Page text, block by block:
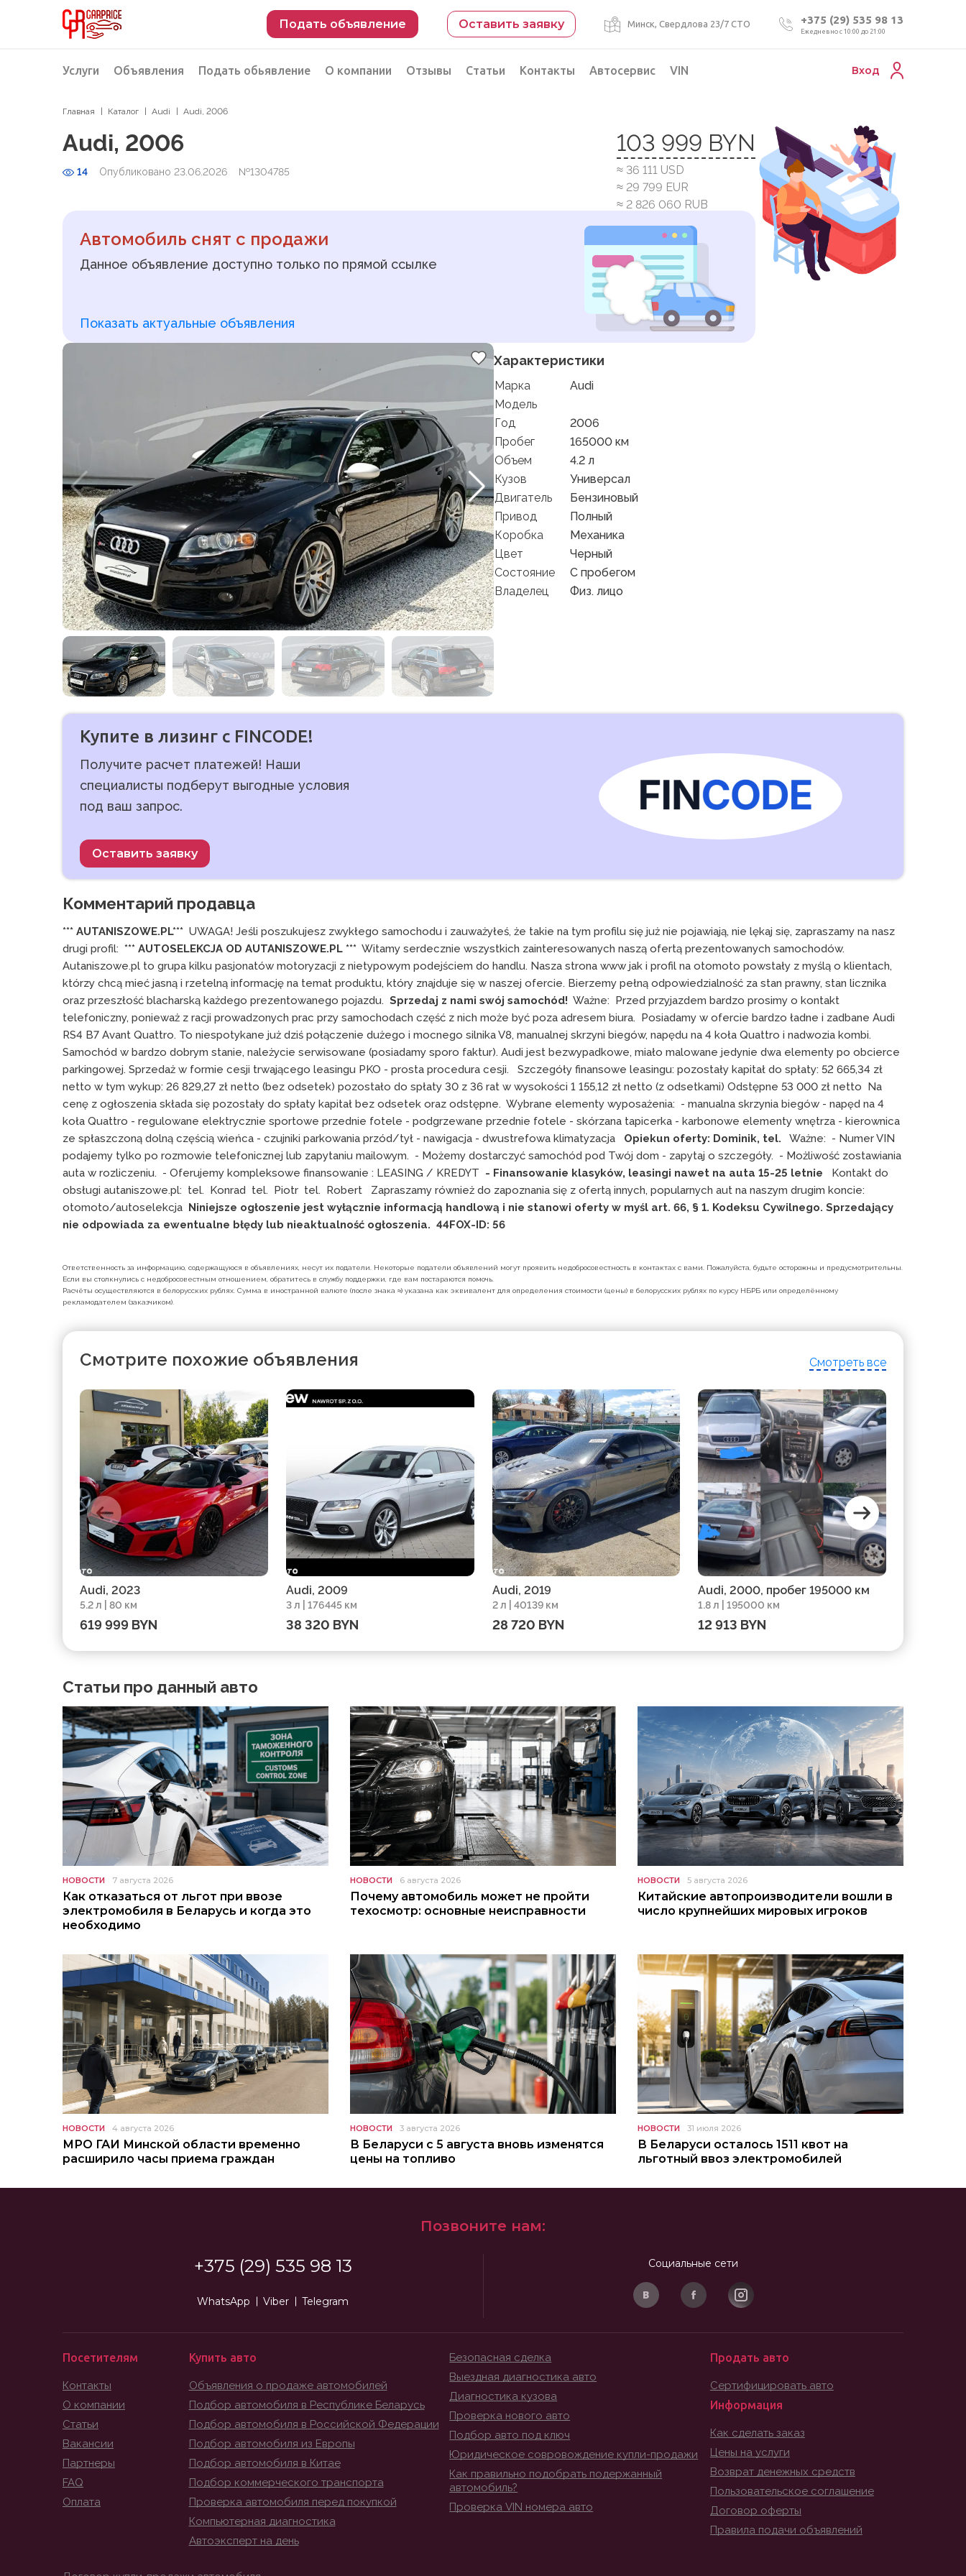
Подать объявление Оставить заявку Минск, Свердлова 23/7 СТО +375 (29) 535 98 13
Ежедневно с 10:00 до 21:00
Услуги
Подбор автомобиля
Подбор автомобиля из Российской Федерации
Подбор автомобиля из Европы
Проверка VIN номера авто
Пригон авто из Беларуси
Подбор мотоцикла
Объявления Подать обьявление
Разместить объявление о продаже
О компании Отзывы Статьи Контакты Автосервис VIN Вход
Главная Каталог Audi Audi, 2006
Audi, 2006
14 Опубликовано 23.06.2026 №1304785
103 999 BYN
≈ 36 111 USD
≈ 29 799 EUR
≈ 2 826 060 RUB
Автомобиль снят с продажи
Данное объявление доступно только по прямой ссылке
Показать актуальные объявления
Характеристики
Марка
Audi
Модель
Год
2006
Пробег
165000 км
Объем
4.2 л
Кузов
Универсал
Двигатель
Бензиновый
Привод
Полный
Коробка
Механика
Цвет
Черный
Состояние
C пробегом
Владелец
Физ. лицо
Купите в лизинг с FINCODE!
Получите расчет платежей! Наши
специалисты подберут выгодные условия
под ваш запрос.
Оставить заявку
Комментарий продавца
*** AUTANISZOWE.PL***
  UWAGA! Jeśli poszukujesz zwykłego samochodu i zauważyłeś, że takie na tym profilu się już nie pojawiają, nie lękaj się, zapraszamy na nasz
drugi profil: *** AUTOSELEKCJA OD AUTANISZOWE.PL ***
  Witamy serdecznie wszystkich zainteresowanych naszą ofertą prezentowanych samochodów.
Autaniszowe.pl to grupa kilku pasjonatów motoryzacji z nietypowym podejściem do handlu. Nasza strona www jak i profil na otomoto powstały z myślą o klientach,
którzy chcą mieć jasną i rzetelną informację na temat produktu, który znajduje się w naszej ofercie. Bierzemy pełną odpowiedzialność za stan prawny, stan licznika
oraz przeszłość blacharską każdego prezentowanego pojazdu. Sprzedaj z nami swój samochód!
  Ważne:  Przed przyjazdem bardzo prosimy o kontakt
telefoniczny, ponieważ z racji prowadzonych prac przy samochodach część z nich może być poza adresem biura.  Posiadamy w ofercie bardzo ładne i zadbane Audi
RS4 B7 Avant Quattro. To niespotykane już dziś połączenie dużego i mocnego silnika V8, manualnej skrzyni biegów, napędu na 4 koła Quattro i nadwozia kombi.
Samochód w bardzo dobrym stanie, należycie serwisowane (posiadamy sporo faktur). Audi jest bezwypadkowe, miało malowane jedynie dwa elementy po obcierce
parkingowej. Sprzedaż w formie cesji trwającego leasingu PKO - prosta procedura cesji.   Szczegóły finansowe leasingu: pozostały kapitał do spłaty: 52 665,34 zł
netto w tym wykup: 26 829,27 zł netto (bez odsetek) pozostało do spłaty 30 z 36 rat w wysokości 1 155,12 zł netto (z odsetkami) Odstępne 53 000 zł netto  Na
cenę z ogłoszenia składa się pozostały do spłaty kapitał bez odsetek oraz odstępne.  Wybrane elementy wyposażenia:  - manualna skrzynia biegów - napęd na 4
koła Quattro - regulowane elektrycznie sportowe przednie fotele - podgrzewane przednie fotele - skórzana tapicerka - karbonowe elementy wnętrza - kierownica
ze spłaszczoną dolną częścią wieńca - czujniki parkowania przód/tył - nawigacja - dwustrefowa klimatyzacja Opiekun oferty: Dominik, tel.
  Ważne:  - Numer VIN
podajemy tylko po rozmowie telefonicznej lub zapytaniu mailowym.  - Możemy dostarczyć samochód pod Twój dom - zapytaj o szczegóły.  - Możliwość zostawiania
auta w rozliczeniu.  - Oferujemy kompleksowe finansowanie : LEASING / KREDYT - Finansowanie klasyków, leasingi nawet na auta 15-25 letnie
   Kontakt do
obsługi autaniszowe.pl:  tel.  Konrad  tel.  Piotr  tel.  Robert   Zapraszamy również do zapoznania się z ofertą innych, popularnych aut na naszym drugim koncie:
otomoto/autoselekcja Niniejsze ogłoszenie jest wyłącznie informacją handlową i nie stanowi oferty w myśl art. 66, § 1. Kodeksu Cywilnego. Sprzedający
nie odpowiada za ewentualne błędy lub nieaktualność ogłoszenia.
  44FOX-ID: 56
Ответственность за информацию, содержащуюся в объявлениях, несут их податели. Некоторые податели объявлений могут проявить недобросовестность в контактах с вами. Пожалуйста, будьте осторожны и предусмотрительны.
Если вы столкнулись с недобросовестным отношением, обратитесь в службу поддержки, где вам постараются помочь.
Расчёты осуществляются в белорусских рублях. Сумма в иностранной валюте (после знака ≈) указана как эквивалент для определения стоимости (цены) в белорусских рублях по курсу НБРБ или определённому
рекламодателем (заказчиком).
Смотрите похожие объявления Смотреть все
Audi, 2023
5.2 л | 80 км
619 999 BYN
Audi, 2009
3 л | 176445 км
38 320 BYN
Audi, 2019
2 л | 40139 км
28 720 BYN
Audi, 2000, пробег 195000 км
1.8 л | 195000 км
12 913 BYN
Статьи про данный авто
НОВОСТИ 7 августа 2026
Как отказаться от льгот при ввозе
электромобиля в Беларусь и когда это
необходимо
НОВОСТИ 6 августа 2026
Почему автомобиль может не пройти
техосмотр: основные неисправности
НОВОСТИ 5 августа 2026
Китайские автопроизводители вошли в
число крупнейших мировых игроков
НОВОСТИ 4 августа 2026
МРО ГАИ Минской области временно
расширило часы приема граждан
НОВОСТИ 3 августа 2026
В Беларуси с 5 августа вновь изменятся
цены на топливо
НОВОСТИ 31 июля 2026
В Беларуси осталось 1511 квот на
льготный ввоз электромобилей
Позвоните нам:
+375 (29) 535 98 13
WhatsApp Viber Telegram
Социальные сети
Посетителям
Контакты
О компании
Статьи
Вакансии
Партнеры
FAQ
Оплата
Купить авто
Объявления о продаже автомобилей
Подбор автомобиля в Республике Беларусь
Подбор автомобиля в Российской Федерации
Подбор автомобиля из Европы
Подбор автомобиля в Китае
Подбор коммерческого транспорта
Проверка автомобиля перед покупкой
Компьютерная диагностика
Автоэксперт на день
Безопасная сделка
Выездная диагностика авто
Диагностика кузова
Проверка нового авто
Подбор авто под ключ
Юридическое совровождение купли-продажи
Как правильно подобрать подержанный
автомобиль?
Проверка VIN номера авто
Продать авто
Сертифицировать авто
Информация
Как сделать заказ
Цены на услуги
Возврат денежных средств
Пользовательское соглашение
Договор оферты
Правила подачи объявлений